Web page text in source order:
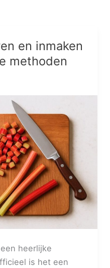
en inmaken
methoden
heerlijke
is het een